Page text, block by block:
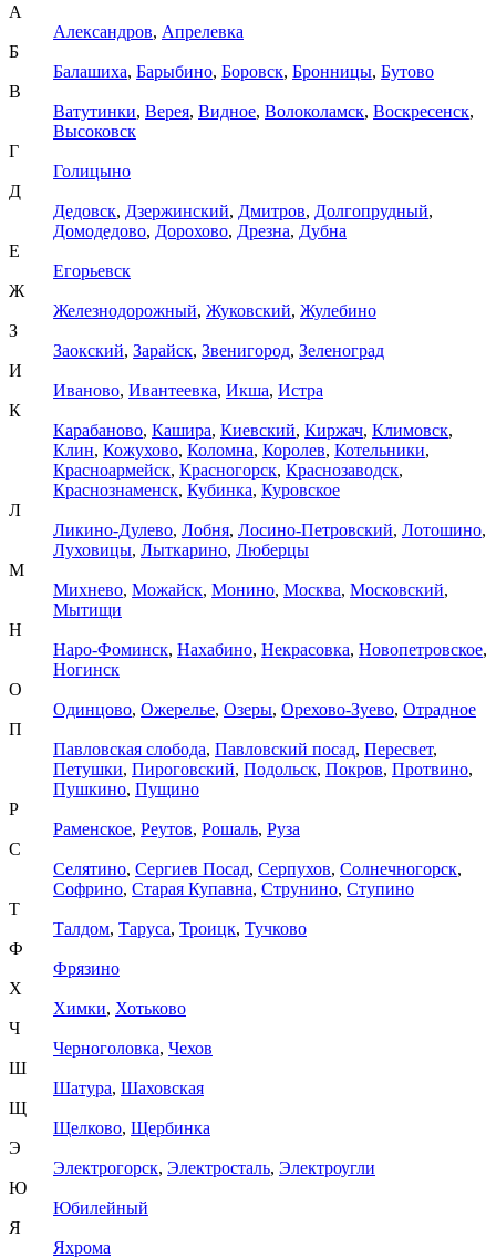
А
Александров, Апрелевка
Б
Балашиха, Барыбино, Боровск, Бронницы, Бутово
В
Ватутинки, Верея, Видное, Волоколамск, Воскресенск,
Высоковск
Г
Голицыно
Д
Дедовск, Дзержинский, Дмитров, Долгопрудный,
Домодедово, Дорохово, Дрезна, Дубна
Е
Егорьевск
Ж
Железнодорожный, Жуковский, Жулебино
З
Заокский, Зарайск, Звенигород, Зеленоград
И
Иваново, Ивантеевка, Икша, Истра
К
Карабаново, Кашира, Киевский, Киржач, Климовск,
Клин, Кожухово, Коломна, Королев, Котельники,
Красноармейск, Красногорск, Краснозаводск,
Краснознаменск, Кубинка, Куровское
Л
Ликино-Дулево, Лобня, Лосино-Петровский, Лотошино,
Луховицы, Лыткарино, Люберцы
М
Михнево, Можайск, Монино, Москва, Московский,
Мытищи
Н
Наро-Фоминск, Нахабино, Некрасовка, Новопетровское,
Ногинск
О
Одинцово, Ожерелье, Озеры, Орехово-Зуево, Отрадное
П
Павловская слобода, Павловский посад, Пересвет,
Петушки, Пироговский, Подольск, Покров, Протвино,
Пушкино, Пущино
Р
Раменское, Реутов, Рошаль, Руза
С
Селятино, Сергиев Посад, Серпухов, Солнечногорск,
Софрино, Старая Купавна, Струнино, Ступино
Т
Талдом, Таруса, Троицк, Тучково
Ф
Фрязино
Х
Химки, Хотьково
Ч
Черноголовка, Чехов
Ш
Шатура, Шаховская
Щ
Щелково, Щербинка
Э
Электрогорск, Электросталь, Электроугли
Ю
Юбилейный
Я
Яхрома